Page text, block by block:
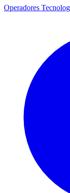
Operadores